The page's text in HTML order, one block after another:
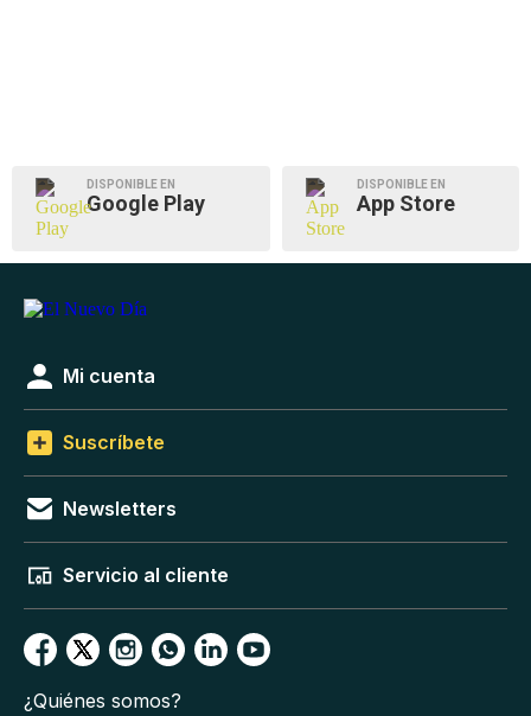
DISPONIBLE EN
Google Play
DISPONIBLE EN
App Store
Mi cuenta
Suscríbete
Newsletters
Servicio al cliente
¿Quiénes somos?